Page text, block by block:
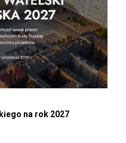
na rok 2027